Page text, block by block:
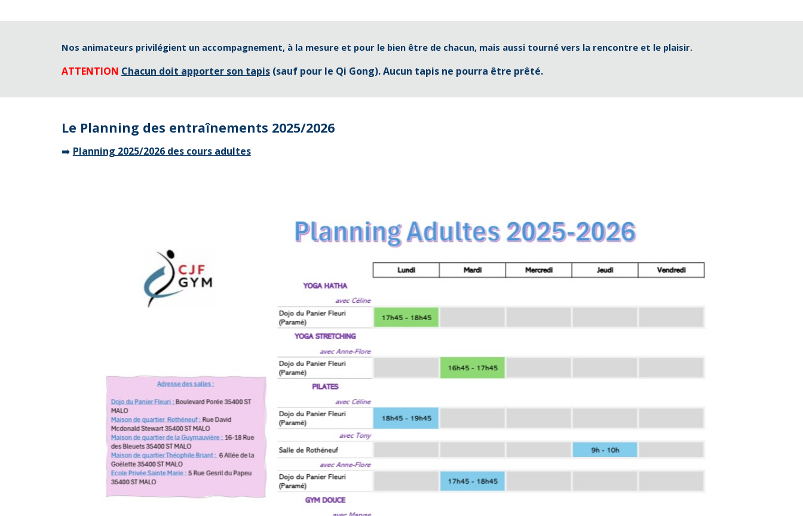
Nos animateurs privilégient un accompagnement, à la mesure et pour le bien être de chacun, mais aussi tourné vers la rencontre et le plaisir.
ATTENTION Chacun doit apporter son tapis(sauf pour le Qi Gong). Aucun tapis ne pourra être prêté.
Le Planning des entraînements 2025/2026
➡️ Planning 2025/2026 des cours adultes